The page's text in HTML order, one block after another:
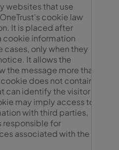
websites that use
cookie law
It is placed after
cookie information
cases, only when they
It allows the
the message more than
does not contain
can identify the visitor
may imply access to
with third parties,
responsible for
associated with the